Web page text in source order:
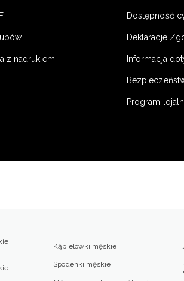
z nadrukiem
Dostępność
Deklaracje
Informacja
Program
Kąpielówki męskie
Spodenki męskie